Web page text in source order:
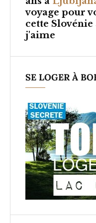
voyage pour
cette
j'aime
SE LOGER À